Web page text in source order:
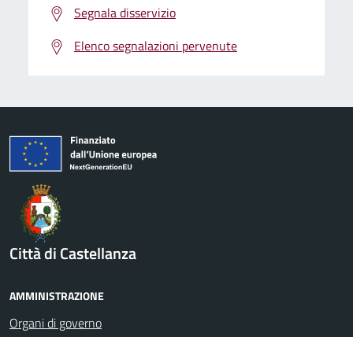
Segnala disservizio
Elenco segnalazioni pervenute
Città di Castellanza
AMMINISTRAZIONE
Organi di governo